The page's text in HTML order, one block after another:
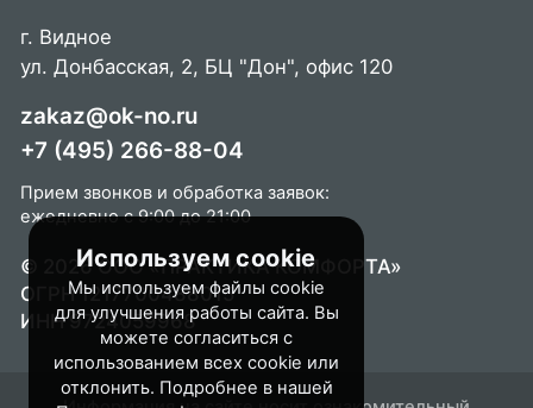
Используем cookie
Мы используем файлы cookie
для улучшения работы сайта. Вы
можете согласиться с
использованием всех cookie или
отклонить. Подробнее в нашей
г. Видное
ул. Донбасская, 2, БЦ "Дон", офис 120
zakaz@ok-no.ru
+7 (495) 266-88-04
Прием звонков и обработка заявок:
ежедневно с 9:00 до 21:00
© 2026 ООО «ПРАКТИКА КОМФОРТА»
ОГРН 1217700488015
ИНН 9724059968